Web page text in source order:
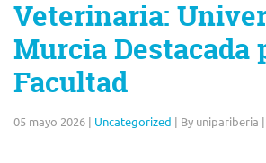
Veterinaria:
Murcia Destacada
Facultad
05 mayo 2026 | Uncategorized | By unipariberia |